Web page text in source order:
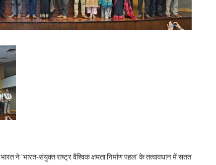
भारत ने ‘भारत-संयुक्त राष्ट्र वैश्विक क्षमता निर्माण पहल’ के तत्वावधान में सतत